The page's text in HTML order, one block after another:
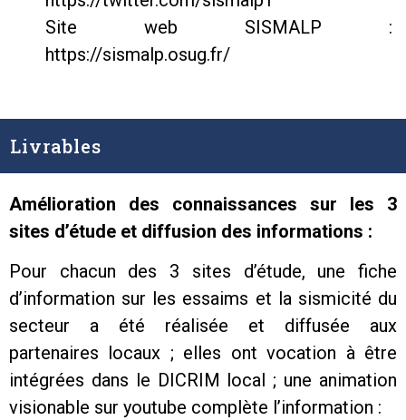
Site web SISMALP :
https://sismalp.osug.fr/
Livrables
Amélioration des connaissances sur les 3
sites d’étude et diffusion des informations :
Pour chacun des 3 sites d’étude, une fiche
d’information sur les essaims et la sismicité du
secteur a été réalisée et diffusée aux
partenaires locaux ; elles ont vocation à être
intégrées dans le DICRIM local ; une animation
visionable sur youtube complète l’information :